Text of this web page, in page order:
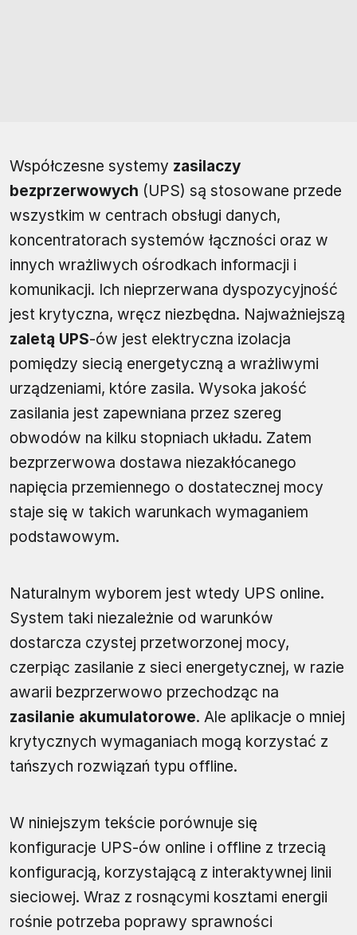
Współczesne systemy zasilaczy
bezprzerwowych (UPS) są stosowane przede
wszystkim w centrach obsługi danych,
koncentratorach systemów łączności oraz w
innych wrażliwych ośrodkach informacji i
komunikacji. Ich nieprzerwana dyspozycyjność
jest krytyczna, wręcz niezbędna. Najważniejszą
zaletą UPS-ów jest elektryczna izolacja
pomiędzy siecią energetyczną a wrażliwymi
urządzeniami, które zasila. Wysoka jakość
zasilania jest zapewniana przez szereg
obwodów na kilku stopniach układu. Zatem
bezprzerwowa dostawa niezakłócanego
napięcia przemiennego o dostatecznej mocy
staje się w takich warunkach wymaganiem
podstawowym.
Naturalnym wyborem jest wtedy UPS online.
System taki niezależnie od warunków
dostarcza czystej przetworzonej mocy,
czerpiąc zasilanie z sieci energetycznej, w razie
awarii bezprzerwowo przechodząc na
zasilanie akumulatorowe. Ale aplikacje o mniej
krytycznych wymaganiach mogą korzystać z
tańszych rozwiązań typu offline.
W niniejszym tekście porównuje się
konfiguracje UPS-ów online i offline z trzecią
konfiguracją, korzystającą z interaktywnej linii
sieciowej. Wraz z rosnącymi kosztami energii
rośnie potrzeba poprawy sprawności